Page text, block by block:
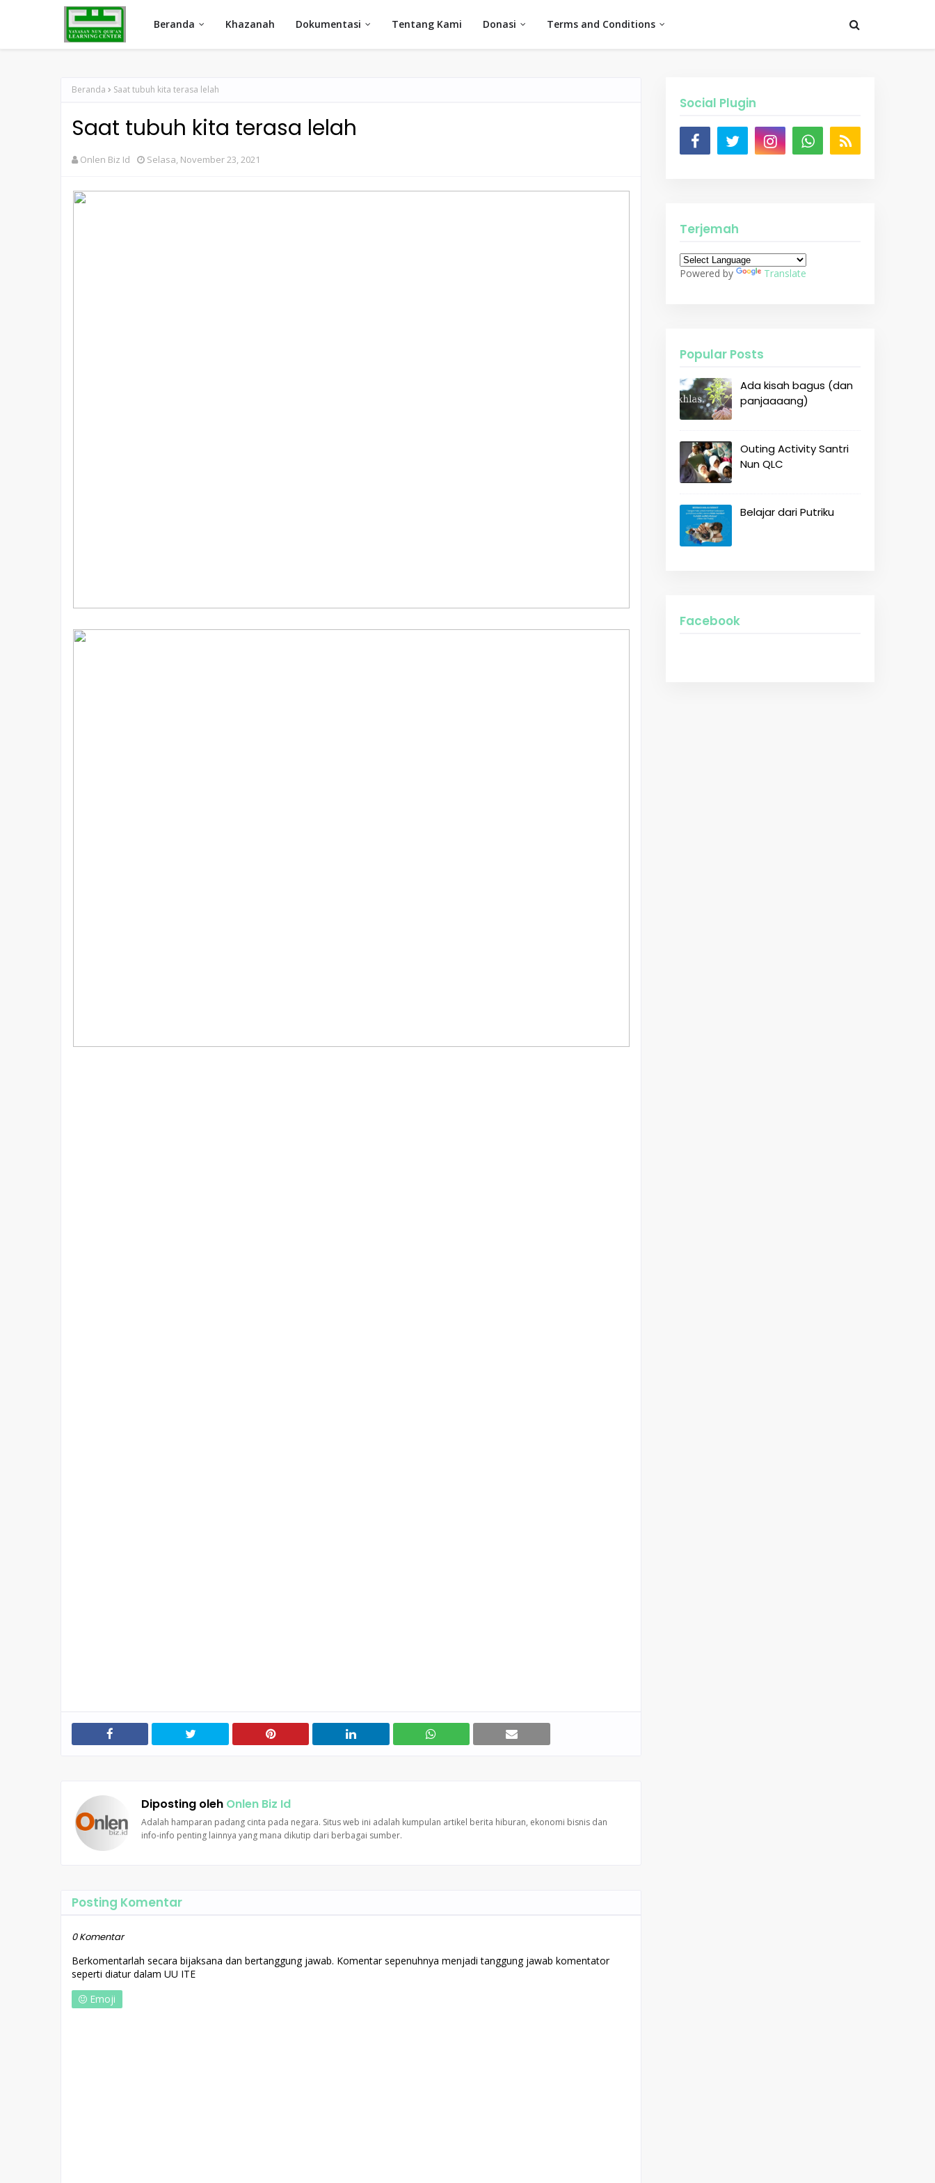
Beranda Khazanah Dokumentasi Tentang Kami Donasi Terms and Conditions
Beranda Saat tubuh kita terasa lelah
Saat tubuh kita terasa lelah
Onlen Biz Id Selasa, November 23, 2021
Diposting oleh Onlen Biz Id
Adalah hamparan padang cinta pada negara. Situs web ini adalah kumpulan artikel berita hiburan, ekonomi bisnis dan
info-info penting lainnya yang mana dikutip dari berbagai sumber.
Posting Komentar
0 Komentar
Berkomentarlah secara bijaksana dan bertanggung jawab. Komentar sepenuhnya menjadi tanggung jawab komentator
seperti diatur dalam UU ITE
Emoji
Social Plugin
Terjemah
Powered by Translate
Popular Posts
Ada kisah bagus (dan
panjaaaang)
Outing Activity Santri
Nun QLC
Belajar dari Putriku
Facebook